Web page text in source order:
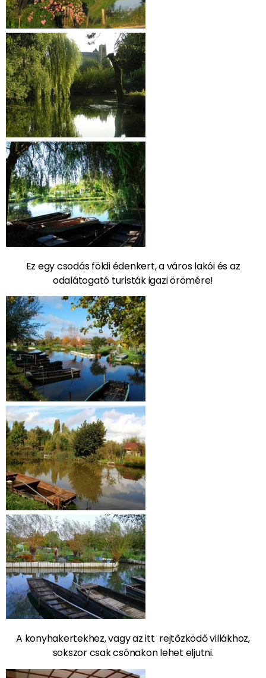
Ez egy csodás földi édenkert, a város lakói és az
odalátogató turisták igazi örömére!
A konyhakertekhez, vagy az itt rejtőzködő villákhoz,
sokszor csak csónakon lehet eljutni.